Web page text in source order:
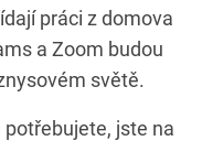
práci z domova
a Zoom budou
světě.
jste na